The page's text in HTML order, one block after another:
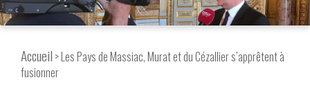
Accueil > Les Pays de Massiac, Murat et du Cézallier s’apprêtent à
fusionner